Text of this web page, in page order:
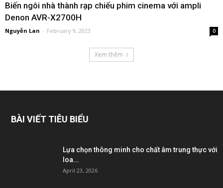
Biến ngôi nhà thành rạp chiếu phim cinema với ampli
Denon AVR-X2700H
Nguyễn Lan - February 9, 2023 0
Xem thêm
BÀI VIẾT TIÊU BIỂU
Lựa chọn thông minh cho chất âm trung thực với
loa...
April 23, 2026